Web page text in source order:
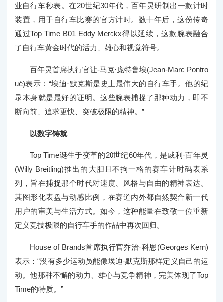
业自行车秒表。在20世纪30年代，百年灵研制出一款计时
装置，用于自行车比赛的官方计时。数十年后，这份传奇
通过Top Time B01 Eddy Merckx得以延续，这款腕表融合
了自行车黄金时代的活力、雄心和视觉符号。
百年灵首席执行官让-马克·庞特鲁埃(Jean-Marc Pontro
ué)表示：“埃迪·默克斯是史上最伟大的自行车手。他的纪
录本身就是最好的证明。这些腕表捕捉了那种动力，即不
断向前、追求更快、突破极限的精神。”
以数字铸就
Top Time诞生于变革的20世纪60年代，是威利·百年灵
(Willy Breitling)推出的大胆且不拘一格的赛车计时码表系
列，旨在捕捉那个时代对速度、风格与自由的精神表达。
其图形化表盘与动感比例，在赛道内外都自然契合新一代
用户的审美与生活方式。如今，这种能量在致敬一位重新
定义竞技极限的自行车手的作品中再次回归。
House of Brands首席执行官乔治·科恩(Georges Kern)
表示：“没有多少运动员能像埃迪·默克斯那样定义自己的运
动。他那种不懈的动力、雄心与竞争精神，完美体现了Top
Time的特质。”